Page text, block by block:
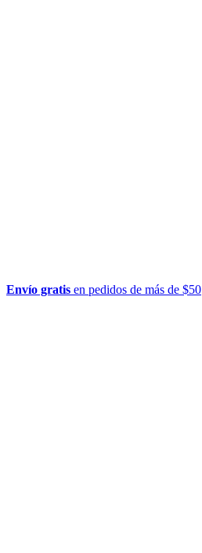
Envío gratis en pedidos de más de $50